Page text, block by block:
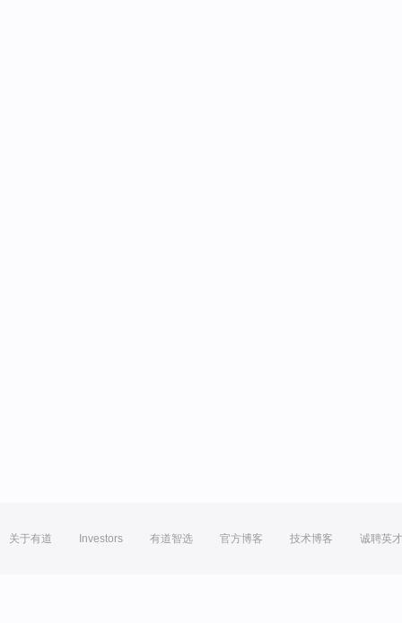
关于有道 Investors 有道智选 官方博客 技术博客 诚聘英才